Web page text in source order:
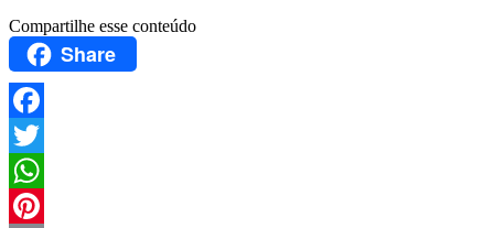
Compartilhe esse conteúdo
Share
Facebook
Twitter
WhatsApp